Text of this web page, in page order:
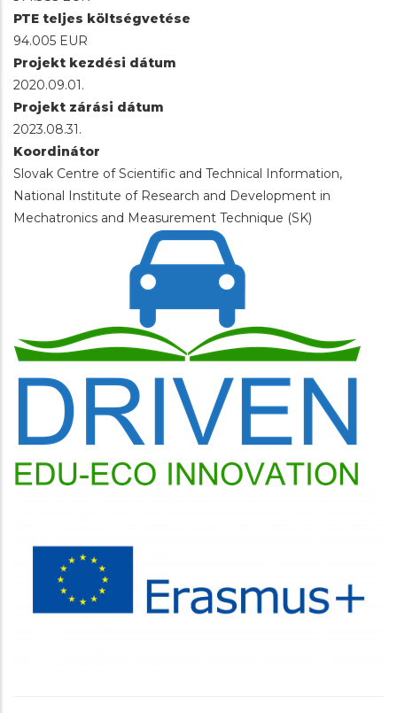
PTE teljes költségvetése
94.005 EUR
Projekt kezdési dátum
2020.09.01.
Projekt zárási dátum
2023.08.31.
Koordinátor
Slovak Centre of Scientific and Technical Information,
National Institute of Research and Development in
Mechatronics and Measurement Technique (SK)